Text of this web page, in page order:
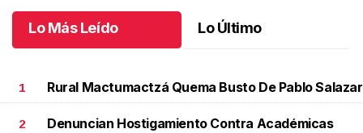
Lo Más Leído Lo Último
1 Rural Mactumactzá Quema Busto De Pablo Salazar
2 Denuncian Hostigamiento Contra Académicas